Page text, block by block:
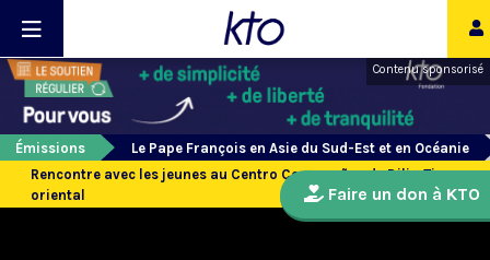
Contenu sponsorisé
Émissions
Le Pape François en Asie du Sud-Est et en Océanie
Rencontre avec les jeunes au Centro Convenções de Dili - Timor
oriental
Faire un don à KTO